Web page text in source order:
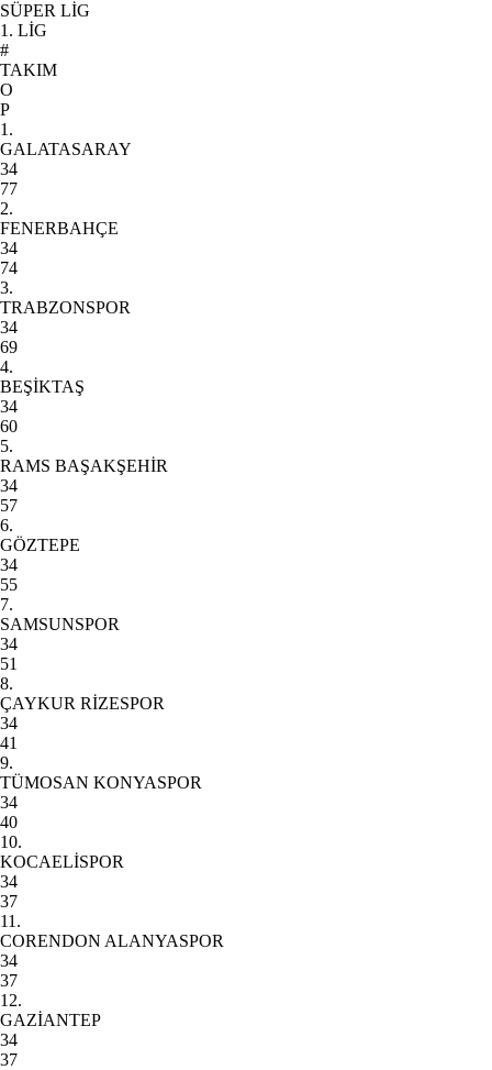
SÜPER LİG
1. LİG
#
TAKIM
O
P
1.
GALATASARAY
34
77
2.
FENERBAHÇE
34
74
3.
TRABZONSPOR
34
69
4.
BEŞİKTAŞ
34
60
5.
RAMS BAŞAKŞEHİR
34
57
6.
GÖZTEPE
34
55
7.
SAMSUNSPOR
34
51
8.
ÇAYKUR RİZESPOR
34
41
9.
TÜMOSAN KONYASPOR
34
40
10.
KOCAELİSPOR
34
37
11.
CORENDON ALANYASPOR
34
37
12.
GAZİANTEP
34
37